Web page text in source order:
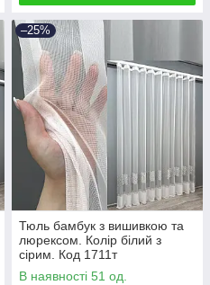
–25%
Тюль бамбук з вишивкою та
люрексом. Колір білий з
сірим. Код 1711т
В наявності 51 од.